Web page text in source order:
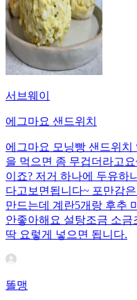
서브웨이
에그마요 샌드위치
에그마요 모닝빵 샌드위
을 먹으면 좀 무겁더라고
이죠? 저거 하나에 두유하
다고보면됩니다~ 포만감
만드는데 계란5개랑 후추
안좋아해요 설탕조금 소
딱 요렇게 넣으면 됩니다.
똘맹